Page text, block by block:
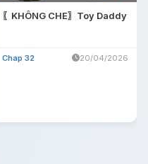
〖KHÔNG CHE〗Toy Daddy
Chap 32 20/04/2026